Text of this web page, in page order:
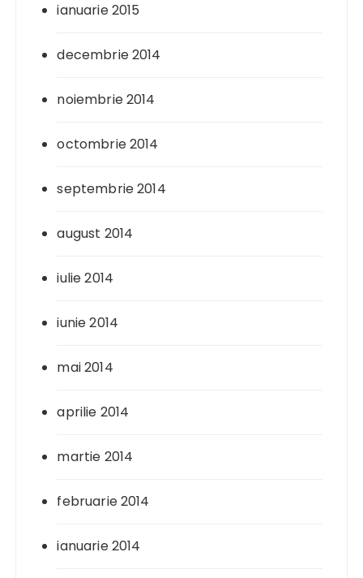
ianuarie 2015
decembrie 2014
noiembrie 2014
octombrie 2014
septembrie 2014
august 2014
iulie 2014
iunie 2014
mai 2014
aprilie 2014
martie 2014
februarie 2014
ianuarie 2014